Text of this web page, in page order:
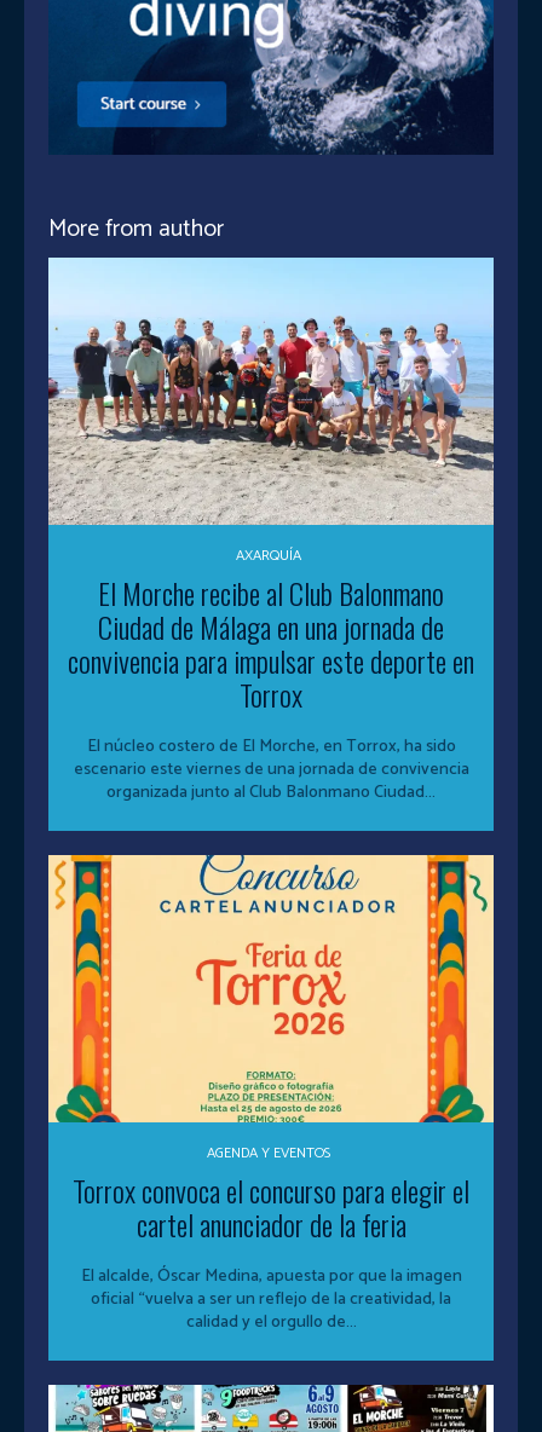
More from author
AXARQUÍA
El Morche recibe al Club Balonmano
Ciudad de Málaga en una jornada de
convivencia para impulsar este deporte en
Torrox
El núcleo costero de El Morche, en Torrox, ha sido
escenario este viernes de una jornada de convivencia
organizada junto al Club Balonmano Ciudad...
AGENDA Y EVENTOS
Torrox convoca el concurso para elegir el
cartel anunciador de la feria
El alcalde, Óscar Medina, apuesta por que la imagen
oficial “vuelva a ser un reflejo de la creatividad, la
calidad y el orgullo de...